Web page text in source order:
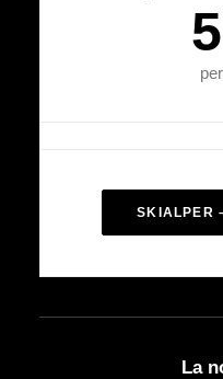
SKIALPER
La